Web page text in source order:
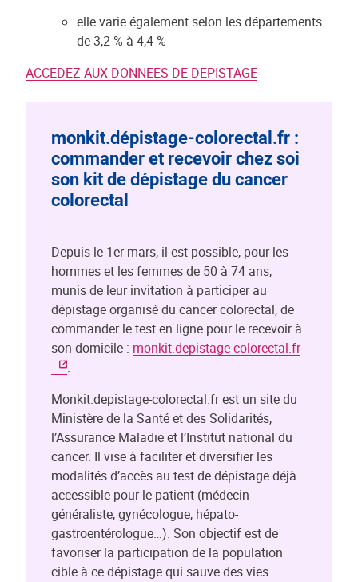
elle varie également selon les départements
de 3,2 % à 4,4 %
ACCEDEZ AUX DONNEES DE DEPISTAGE
monkit.dépistage-colorectal.fr :
commander et recevoir chez soi
son kit de dépistage du cancer
colorectal
Depuis le 1er mars, il est possible, pour les
hommes et les femmes de 50 à 74 ans,
munis de leur invitation à participer au
dépistage organisé du cancer colorectal, de
commander le test en ligne pour le recevoir à
son domicile : monkit.depistage-colorectal.fr
.
Monkit.depistage-colorectal.fr est un site du
Ministère de la Santé et des Solidarités,
l’Assurance Maladie et l’Institut national du
cancer. Il vise à faciliter et diversifier les
modalités d’accès au test de dépistage déjà
accessible pour le patient (médecin
généraliste, gynécologue, hépato-
gastroentérologue…). Son objectif est de
favoriser la participation de la population
cible à ce dépistage qui sauve des vies.